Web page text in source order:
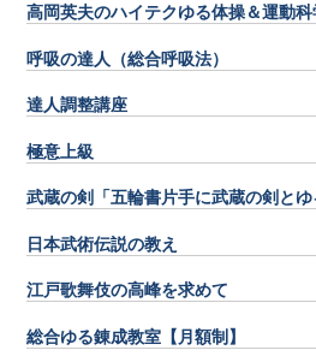
高岡英夫のハイテクゆる体操＆運動
呼吸の達人（総合呼吸法）
達人調整講座
極意上級
武蔵の剣「五輪書片手に武蔵の剣とゆ
日本武術伝説の教え
江戸歌舞伎の高峰を求めて
総合ゆる錬成教室【月額制】